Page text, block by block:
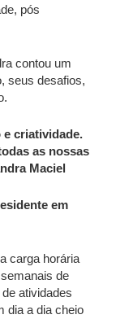
pós
contou um
seus desafios,
e criatividade.
as nossas
Maciel
em
carga horária
de
atividades
dia a dia cheio